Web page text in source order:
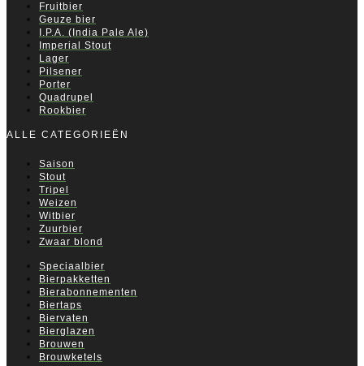
Fruitbier
Geuze bier
I.P.A. (India Pale Ale)
Imperial Stout
Lager
Pilsener
Porter
Quadrupel
Rookbier
ALLE CATEGORIEËN
Saison
Stout
Tripel
Weizen
Witbier
Zuurbier
Zwaar blond
Speciaalbier
Bierpakketten
Bierabonnementen
Biertaps
Biervaten
Bierglazen
Brouwen
Brouwketels